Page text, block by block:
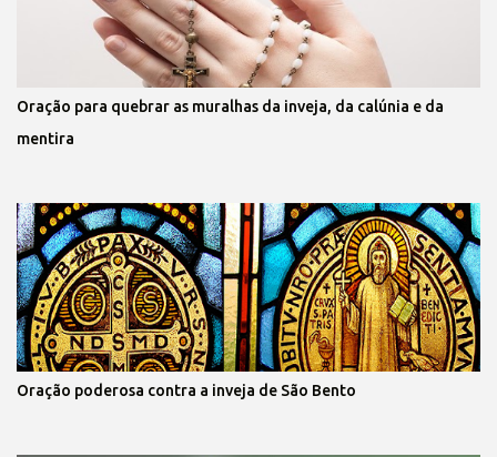
Oração para quebrar as muralhas da inveja, da calúnia e da
mentira
Oração poderosa contra a inveja de São Bento